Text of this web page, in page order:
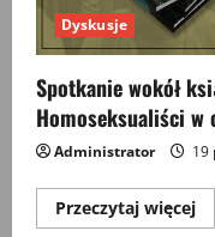
Dyskusje
Spotkanie wokół
Homoseksualiści w
Administrator 19
Przeczytaj więcej